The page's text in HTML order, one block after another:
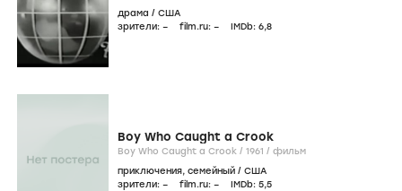
драма / США
зрители: – film.ru: – IMDb: 6,8
Boy Who Caught a Crook
Boy Who Caught a Crook / 1961 / фильм
приключения, семейный / США
зрители: – film.ru: – IMDb: 5,5